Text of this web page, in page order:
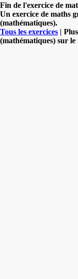
Fin de l'exercice de
Un exercice de maths
(mathématiques).
Tous les exercices |
(mathématiques) sur le